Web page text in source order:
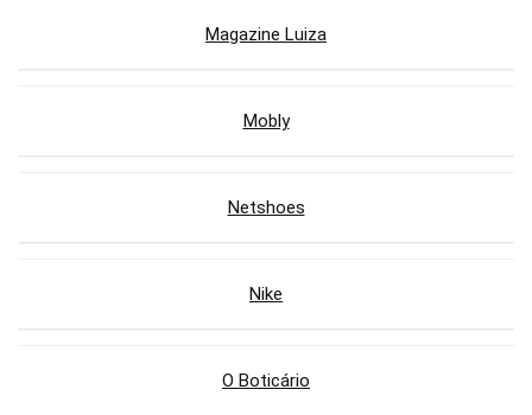
Magazine Luiza
Mobly
Netshoes
Nike
O Boticário